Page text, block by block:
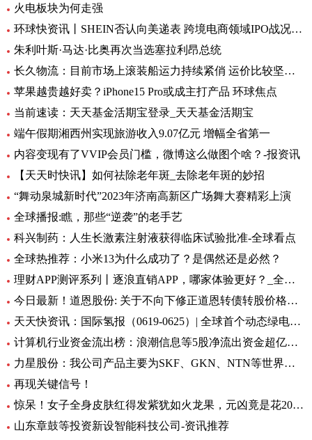
火电板块为何走强
环球快资讯丨SHEIN否认向美递表 跨境电商领域IPO战况如何？
朱利叶斯·马达·比奥再次当选塞拉利昂总统
长久物流：目前市场上滚装船运力持续紧俏 运价比较坚挺-当前速看
苹果越贵越好卖？iPhone15 Pro或成主打产品 环球焦点
当前速读：天天基金活期宝登录_天天基金活期宝
端午假期湘西州实现旅游收入9.07亿元 增幅全省第一
内容变现有了VVIP会员门槛，微博这么做图个啥？-报资讯
【天天时快讯】如何祛除老年斑_去除老年斑的妙招
“舞动泉城新时代”2023年济南高新区广场舞大赛精彩上演
全球播报:瞧，那些“逆袭”的老手艺
科兴制药：人生长激素注射液获得临床试验批准-全球看点
全球热推荐：小米13为什么成功了？是偶然还是必然？
理财APP测评系列丨逐浪直销APP，哪家体验更好？_全球今亮点
今日最新！道恩股份: 关于不向下修正道恩转债转股价格的公告
天天快资讯：国际氢报（0619-0625）| 全球首个动态绿电制氨工厂初具规模；MTU开发液氢航空燃料电池技术；道达尔致力于绿氢炼油……
计算机行业资金流出榜：浪潮信息等5股净流出资金超亿元_世界热文
力星股份：我公司产品主要为SKF、GKN、NTN等世界著名的轴承公司配套 全球热点评
再现关键信号！
惊呆！女子全身皮肤红得发紫犹如火龙果，元凶竟是花20块钱买的……_每日观点
山东章鼓等投资新设智能科技公司-资讯推荐